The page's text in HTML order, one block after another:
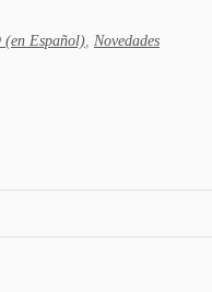
Español) Novedades